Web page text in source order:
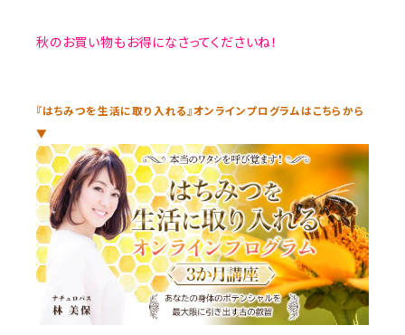
秋のお買い物もお得になさってくださいね！
『はちみつを生活に取り入れる』オンラインプログラムはこちらから
▼